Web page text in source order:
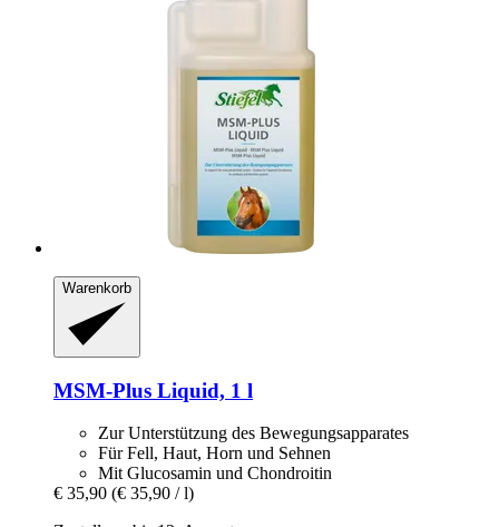
Warenkorb
MSM-​Plus Liquid, 1 l
Zur Unterstützung des Bewegungsapparates
Für Fell, Haut, Horn und Sehnen
Mit Glucosamin und Chondroitin
€ 35,90 (€ 35,90 / l)